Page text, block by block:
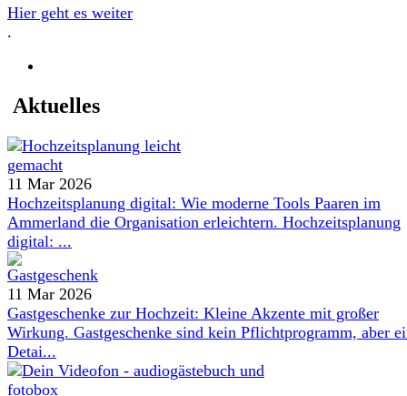
Hier geht es weiter
.
Aktuelles
11 Mar 2026
Hochzeitsplanung digital: Wie moderne Tools Paaren im
Ammerland die Organisation erleichtern. Hochzeitsplanung
digital: ...
11 Mar 2026
Gastgeschenke zur Hochzeit: Kleine Akzente mit großer
Wirkung. Gastgeschenke sind kein Pflichtprogramm, aber
Detai...